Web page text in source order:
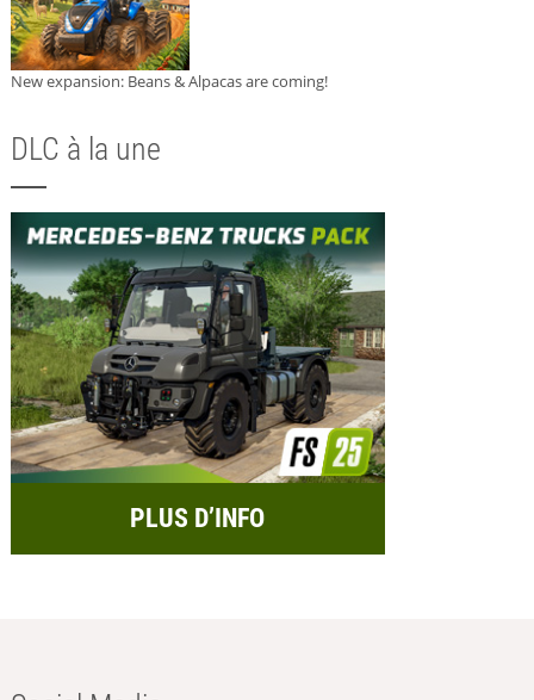
New expansion: Beans & Alpacas are coming!
DLC à la une
PLUS D’INFO